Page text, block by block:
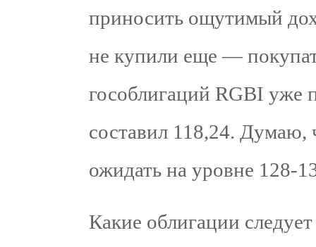
приносить ощутимый
не купили еще —
гособлигаций RGBI уже
составил 118,24. Думаю,
ожидать на уровне 128-
Какие облигации